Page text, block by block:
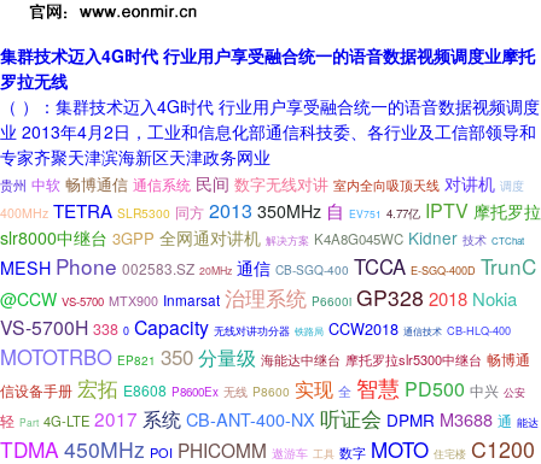
集群技术迈入4G时代 行业用户享受融合统一的语音数据视频调度业摩托
罗拉无线
（ ）：集群技术迈入4G时代 行业用户享受融合统一的语音数据视频调度
业 2013年4月2日，工业和信息化部通信科技委、各行业及工信部领导和
专家齐聚天津滨海新区天津政务网业
贵州 中软 畅博通信 通信系统 民间 数字无线对讲 室内全向吸顶天线 对讲机 调度
400MHz TETRA SLR5300 同方 2013 350MHz 自 EV751 4.77亿 IPTV 摩托罗拉
slr8000中继台 3GPP 全网通对讲机 解决方案 K4A8G045WC Kidner 技术 CTChat
MESH Phone 002583.SZ 20MHz 通信 CB-SGQ-400 TCCA E-SGQ-400D TrunC
@CCW VS-5700 MTX900 Inmarsat 治理系统 P6600i GP328 2018 Nokia
VS-5700H 338 0 Capacity 无线对讲功分器 铁路局 CCW2018 通信技术 CB-HLQ-400
MOTOTRBO EP821 350分量级 海能达中继台 摩托罗拉slr5300中继台 畅博通
信设备手册 宏拓 E8608 P8600Ex 无线 P8600 实现 全 智慧 PD500 中兴 公安
轻 Part 4G-LTE 2017 系统CB-ANT-400-NX 听证会 DPMR M3688 通 能达
TDMA450MHz POI PHICOMM 遨游车 工具 数字 MOTO 住宅楼 C1200